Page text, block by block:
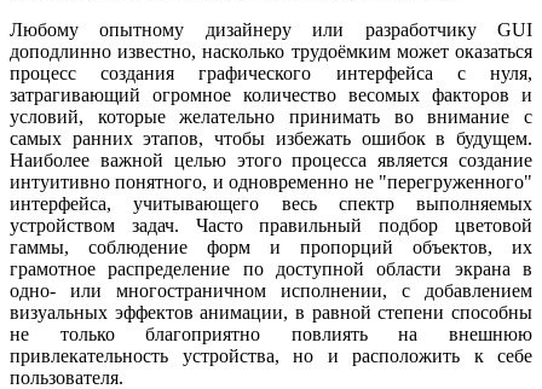
Любому опытному дизайнеру или разработчику GUI
доподлинно известно, насколько трудоёмким может оказаться
процесс создания графического интерфейса с нуля,
затрагивающий огромное количество весомых факторов и
условий, которые желательно принимать во внимание с
самых ранних этапов, чтобы избежать ошибок в будущем.
Наиболее важной целью этого процесса является создание
интуитивно понятного, и одновременно не "перегруженного"
интерфейса, учитывающего весь спектр выполняемых
устройством задач. Часто правильный подбор цветовой
гаммы, соблюдение форм и пропорций объектов, их
грамотное распределение по доступной области экрана в
одно- или многостраничном исполнении, с добавлением
визуальных эффектов анимации, в равной степени способны
не только благоприятно повлиять на внешнюю
привлекательность устройства, но и расположить к себе
пользователя.